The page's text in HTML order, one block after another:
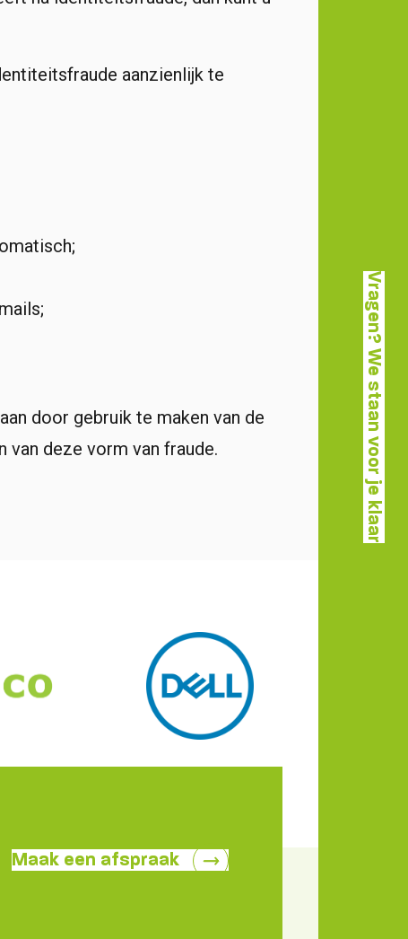
Vragen? We staan voor je klaar
aanzienlijk te
door gebruik te maken van de
van deze vorm van fraude.
Maak een afspraak